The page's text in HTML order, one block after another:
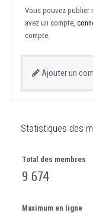
Vous pouvez publier
avez un compte,
compte.
Ajouter un
Statistiques des
Total des membres
9 674
Maximum en ligne